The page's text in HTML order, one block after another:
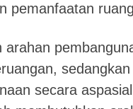
pemanfaatan
arahan
secara